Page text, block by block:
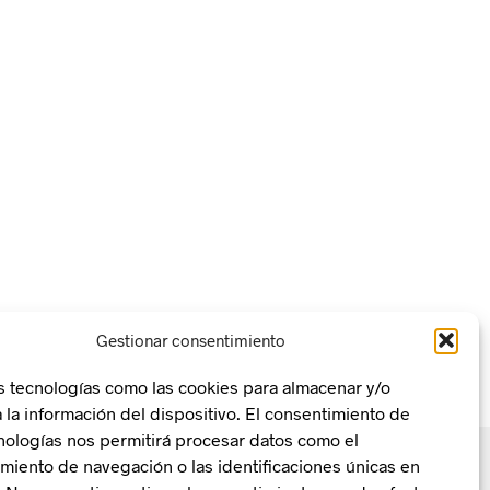
Gestionar consentimiento
tecnologías como las cookies para almacenar y/o
la información del dispositivo. El consentimiento de
nos permitirá procesar datos como el
de navegación o las identificaciones únicas en